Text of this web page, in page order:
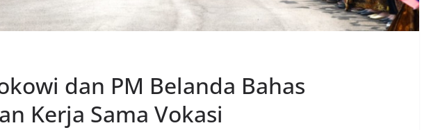
dan PM Belanda Bahas
Kerja Sama Vokasi